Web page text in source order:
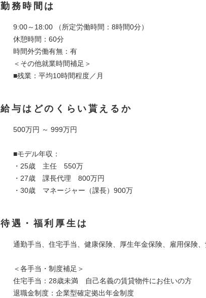
勤務時間は
9:00～18:00 （所定労働時間：8時間0分）
休憩時間：60分
時間外労働有無：有
＜その他就業時間補足＞
■残業：平均10時間程度／月
給与はどのくらい貰えるか
500万円 ～ 999万円
■モデル年収：
・25歳 主任 550万
・27歳 課長代理 800万円
・30歳 マネージャー（課長）900万
待遇・福利厚生は
通勤手当、住宅手当、健康保険、厚生年金保険、雇用保険
＜各手当・制度補足＞
住宅手当：28歳未満 自己名義の賃貸物件にお住いの方
退職金制度：企業型確定拠出年金制度